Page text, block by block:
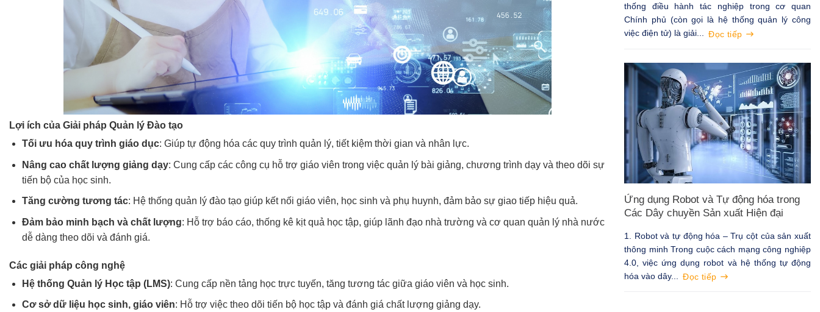
Lợi ích của Giải pháp Quản lý Đào tạo
Tối ưu hóa quy trình giáo dục: Giúp tự động hóa các quy trình quản lý, tiết kiệm thời gian và nhân lực.
Nâng cao chất lượng giảng dạy: Cung cấp các công cụ hỗ trợ giáo viên trong việc quản lý bài giảng, chương trình dạy và theo dõi sự
tiến bộ của học sinh.
Tăng cường tương tác: Hệ thống quản lý đào tạo giúp kết nối giáo viên, học sinh và phụ huynh, đảm bảo sự giao tiếp hiệu quả.
Đảm bảo minh bạch và chất lượng: Hỗ trợ báo cáo, thống kê kịt quả học tập, giúp lãnh đạo nhà trường và cơ quan quản lý nhà nước
dễ dàng theo dõi và đánh giá.
Các giải pháp công nghệ
Hệ thống Quản lý Học tập (LMS): Cung cấp nền tảng học trực tuyến, tăng tương tác giữa giáo viên và học sinh.
Cơ sở dữ liệu học sinh, giáo viên: Hỗ trợ việc theo dõi tiến bộ học tập và đánh giá chất lượng giảng dạy.
thống điều hành tác nghiệp trong cơ quan
Chính phủ (còn gọi là hệ thống quản lý công
việc điện tử) là giải... Đọc tiếp
Ứng dụng Robot và Tự động hóa trong
Các Dây chuyền Sản xuất Hiện đại
1. Robot và tự động hóa – Trụ cột của sản xuất
thông minh Trong cuộc cách mạng công nghiệp
4.0, việc ứng dụng robot và hệ thống tự động
hóa vào dây...
Đọc tiếp